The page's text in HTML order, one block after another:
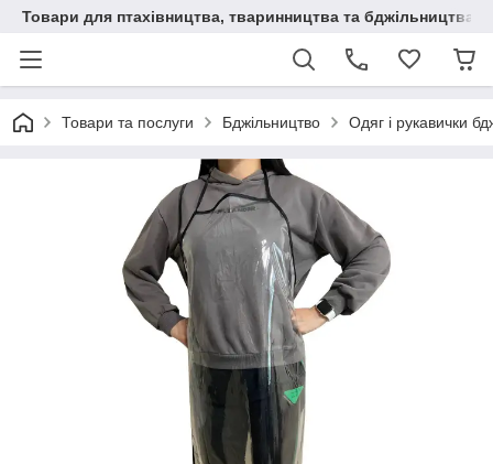
Товари для птахівництва, тваринництва та бджільництва
Товари та послуги Бджільництво Одяг і рукавички